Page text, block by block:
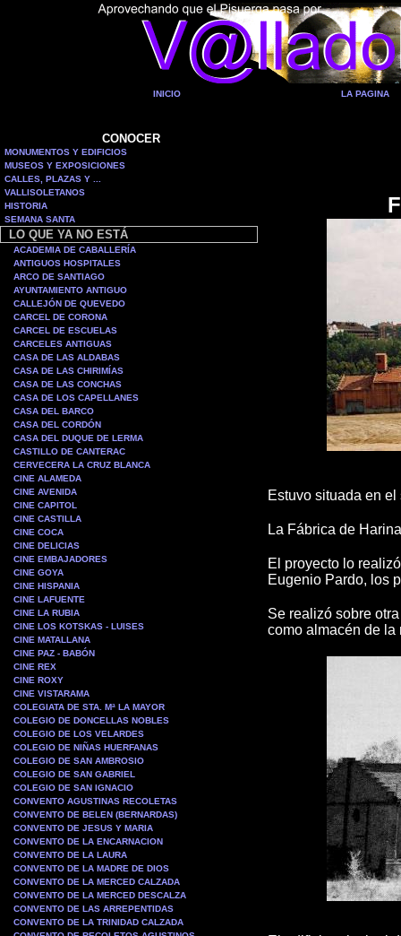
INICIO LA PAGINA
CONOCER
MONUMENTOS Y EDIFICIOS
MUSEOS Y EXPOSICIONES
CALLES, PLAZAS Y ...
VALLISOLETANOS
HISTORIA
SEMANA SANTA
LO QUE YA NO ESTÁ
ACADEMIA DE CABALLERÍA
ANTIGUOS HOSPITALES
ARCO DE SANTIAGO
AYUNTAMIENTO ANTIGUO
CALLEJÓN DE QUEVEDO
CARCEL DE CORONA
CARCEL DE ESCUELAS
CARCELES ANTIGUAS
CASA DE LAS ALDABAS
CASA DE LAS CHIRIMÍAS
CASA DE LAS CONCHAS
CASA DE LOS CAPELLANES
CASA DEL BARCO
CASA DEL CORDÓN
CASA DEL DUQUE DE LERMA
CASTILLO DE CANTERAC
CERVECERA LA CRUZ BLANCA
CINE ALAMEDA
CINE AVENIDA
CINE CAPITOL
CINE CASTILLA
CINE COCA
CINE DELICIAS
CINE EMBAJADORES
CINE GOYA
CINE HISPANIA
CINE LAFUENTE
CINE LA RUBIA
CINE LOS KOTSKAS - LUISES
CINE MATALLANA
CINE PAZ - BABÓN
CINE REX
CINE ROXY
CINE VISTARAMA
COLEGIATA DE STA. Mª LA MAYOR
COLEGIO DE DONCELLAS NOBLES
COLEGIO DE LOS VELARDES
COLEGIO DE NIÑAS HUERFANAS
COLEGIO DE SAN AMBROSIO
COLEGIO DE SAN GABRIEL
COLEGIO DE SAN IGNACIO
CONVENTO AGUSTINAS RECOLETAS
CONVENTO DE BELEN (BERNARDAS)
CONVENTO DE JESUS Y MARIA
CONVENTO DE LA ENCARNACION
CONVENTO DE LA LAURA
CONVENTO DE LA MADRE DE DIOS
CONVENTO DE LA MERCED CALZADA
CONVENTO DE LA MERCED DESCALZA
CONVENTO DE LAS ARREPENTIDAS
CONVENTO DE LA TRINIDAD CALZADA
Estuvo situada en
La Fábrica de
El proyecto lo
Eugenio Pardo, los
Se realizó sobre
como almacén de la